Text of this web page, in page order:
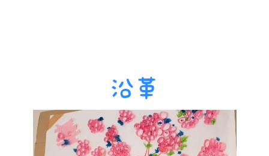
沿革